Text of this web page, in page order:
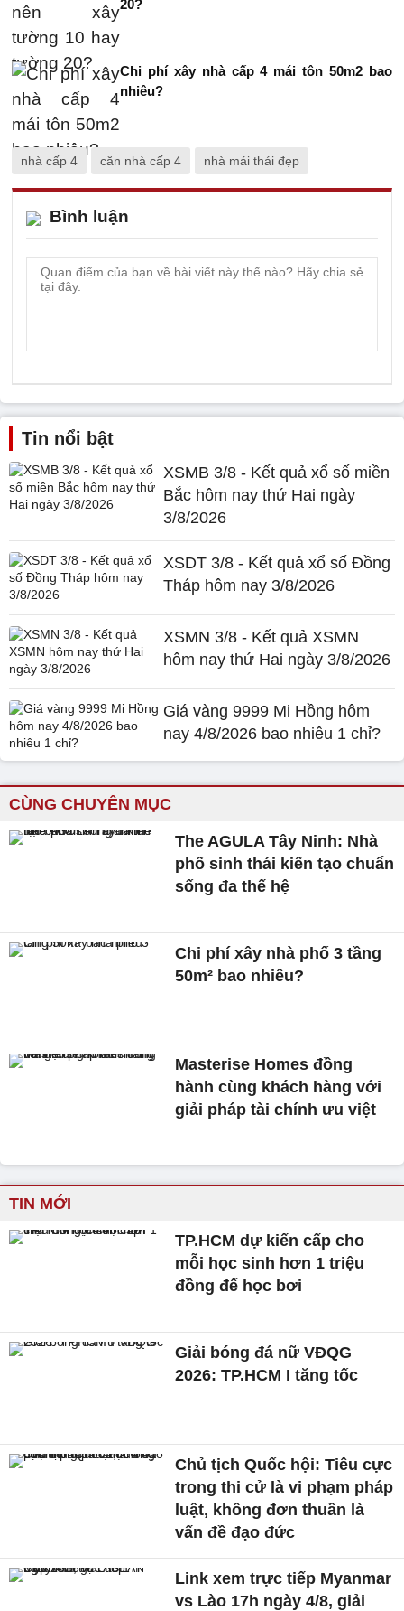
20?
Chi phí xây nhà cấp 4 mái tôn 50m2 bao
nhiêu?
nhà cấp 4 căn nhà cấp 4 nhà mái thái đẹp
Bình luận
Tin nổi bật
XSMB 3/8 - Kết quả xổ số miền
Bắc hôm nay thứ Hai ngày
3/8/2026
XSDT 3/8 - Kết quả xổ số Đồng
Tháp hôm nay 3/8/2026
XSMN 3/8 - Kết quả XSMN
hôm nay thứ Hai ngày 3/8/2026
Giá vàng 9999 Mi Hồng hôm
nay 4/8/2026 bao nhiêu 1 chỉ?
CÙNG CHUYÊN MỤC
The AGULA Tây Ninh: Nhà
phố sinh thái kiến tạo chuẩn
sống đa thế hệ
Chi phí xây nhà phố 3 tầng
50m² bao nhiêu?
Masterise Homes đồng
hành cùng khách hàng với
giải pháp tài chính ưu việt
TIN MỚI
TP.HCM dự kiến cấp cho
mỗi học sinh hơn 1 triệu
đồng để học bơi
Giải bóng đá nữ VĐQG
2026: TP.HCM I tăng tốc
Chủ tịch Quốc hội: Tiêu cực
trong thi cử là vi phạm pháp
luật, không đơn thuần là
vấn đề đạo đức
Link xem trực tiếp Myanmar
vs Lào 17h ngày 4/8, giải